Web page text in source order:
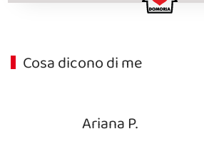
Cosa dicono di me
Ariana P.